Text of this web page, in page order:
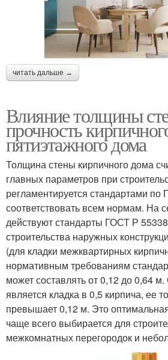
читать дальше →
Влияние толщины
прочность
пятиэтажного дома
Толщина стены кирпичного дома
главных параметров при
регламентируется стандартами
соответствовать всем нормам. На
действуют стандарты ГОСТ Р
строительства наружных
(для кладки межквартирных
нормативным требованиям
может составлять от 0,12 до 0,64
является кладка в 0,5 кирпича, ее
превышает 0,12 м. Это
чаще всего выбирается для
межкомнатных перегородок и